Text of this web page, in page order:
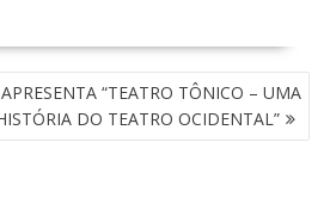
“TEATRO TÔNICO – UMA
DO TEATRO OCIDENTAL”